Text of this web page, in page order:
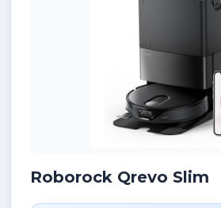
Roborock Qrevo Slim